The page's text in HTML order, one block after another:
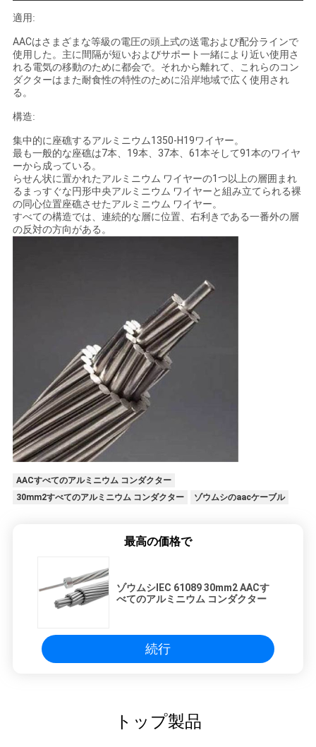
し
な
さ
い
地
図
PRIVACY
適用:
AACはさまざまな等級の電圧の頭上式の送電および配分ラインで
使用した。主に間隔が短いおよびサポート一緒により近い使用さ
れる電気の移動のために都会で。それから離れて、これらのコン
ダクターはまた耐食性の特性のために沿岸地域で広く使用され
る。
構造:
集中的に座礁するアルミニウム1350-H19ワイヤー。
最も一般的な座礁は7本、19本、37本、61本そして91本のワイヤ
ーから成っている。
らせん状に置かれたアルミニウム ワイヤーの1つ以上の層囲まれ
るまっすぐな円形中央アルミニウム ワイヤーと組み立てられる裸
の同心位置座礁させたアルミニウム ワイヤー。
すべての構造では、連続的な層に位置、右利きである一番外の層
の反対の方向がある。
AACすべてのアルミニウム コンダクター
30mm2すべてのアルミニウム コンダクター
ゾウムシのaacケーブル
最高の価格で
ゾウムシIEC 61089 30mm2 AACす
べてのアルミニウム コンダクター
続行
トップ製品